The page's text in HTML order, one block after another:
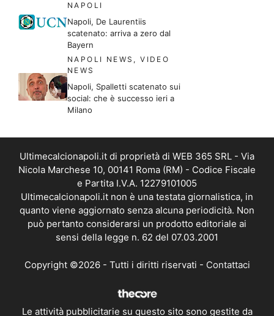
NAPOLI
Napoli, De Laurentiis
scatenato: arriva a zero dal
Bayern
NAPOLI NEWS ,VIDEO
NEWS
Napoli, Spalletti scatenato sui
social: che è successo ieri a
Milano
Ultimecalcionapoli.it di proprietà di WEB 365 SRL - Via
Nicola Marchese 10, 00141 Roma (RM) - Codice Fiscale
e Partita I.V.A. 12279101005
Ultimecalcionapoli.it non è una testata giornalistica, in
quanto viene aggiornato senza alcuna periodicità. Non
può pertanto considerarsi un prodotto editoriale ai
sensi della legge n. 62 del 07.03.2001
Copyright ©2026 - Tutti i diritti riservati - Contattaci
Le attività pubblicitarie su questo sito sono gestite da